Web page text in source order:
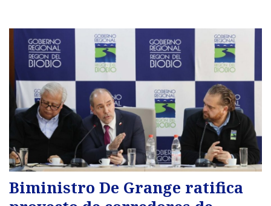
Biministro De Grange ratifica